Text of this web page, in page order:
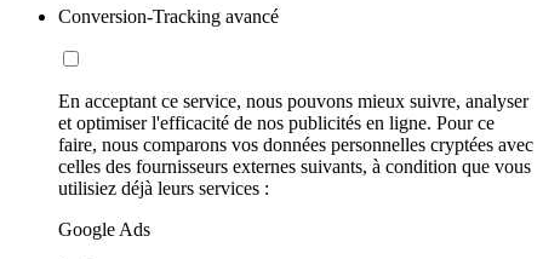
Conversion-Tracking avancé
En acceptant ce service, nous pouvons mieux suivre, analyser
et optimiser l'efficacité de nos publicités en ligne. Pour ce
faire, nous comparons vos données personnelles cryptées avec
celles des fournisseurs externes suivants, à condition que vous
utilisiez déjà leurs services :
Google Ads